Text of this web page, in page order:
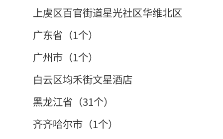
上虞区百官街道星光社区华维北区
广东省（1个）
广州市（1个）
白云区均禾街文星酒店
黑龙江省（31个）
齐齐哈尔市（1个）